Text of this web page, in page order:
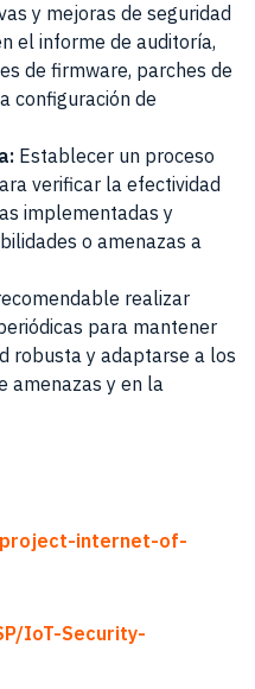
y mejoras de seguridad
el informe de auditoría,
de firmware, parches de
configuración de
Establecer un proceso
verificar la efectividad
implementadas y
o amenazas a
realizar
para mantener
robusta y adaptarse a los
amenazas y en la
internet-of-
IoT-Security-